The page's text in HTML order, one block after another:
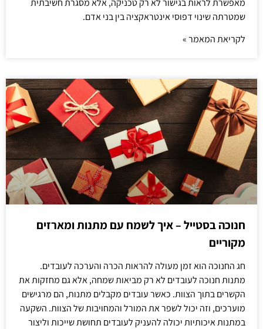
מאפשרת לראות בגישור לא רק טכניקה, אלא מסגרת חשיבתית
שמטרתה שינוי דפוסי אינטראקציה בין בני אדם.
לקריאת המאמר »
חנוכה בסטייל – איך לשמח עם מתנות ומארזים
מקוריים
חג החנוכה הוא זמן מעולה להראות הכרה והערכה לעובדים.
מתנות חנוכה לעובדים לא רק מביאות שמחה, אלא גם מחזקות את
הקשרים בתוך הצוות. כאשר עובדים מקבלים מתנות, הם מרגישים
מוערכים, וזה יכול לשפר את המורל והמחויבות של הצוות. השקעה
במתנות איכותיות יכולה להעניק לעובדים תחושת שייכות וליצור